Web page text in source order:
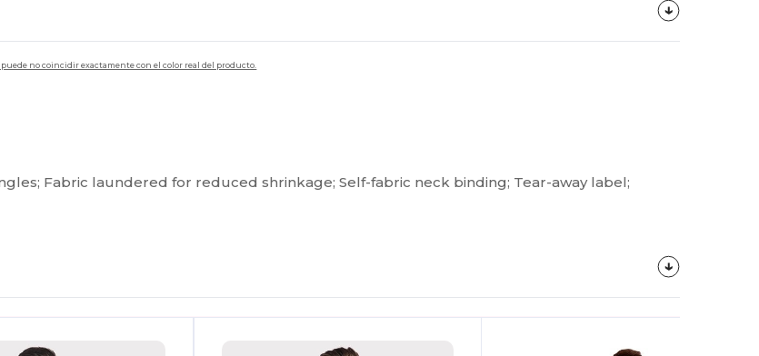
no coincidir exactamente con el color real del producto.
Fabric laundered for reduced shrinkage; Self-fabric neck binding; Tear-away label;